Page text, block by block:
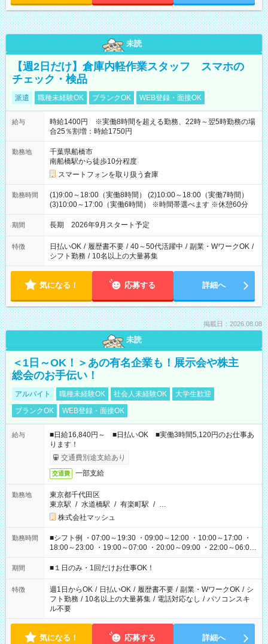
未読
【週2日だけ】倉庫内軽作業スタッフ スマホの
チェック・検品
派遣 職種未経験OK ブランクOK WEB登録・面接OK
給与
時給1400円 ※実働8時間を超える勤務、22時～翌5時勤務の場
合25％割増：時給1750円
勤務地
千葉県船橋市
南船橋駅から徒歩10分程度
スマートフォンを取り扱う倉庫
勤務時間
(1)9:00～18:00（実働8時間） (2)10:00～18:00（実働7時間）
(3)10:00～17:00（実働6時間） ※時間帯選べます ※休憩60分
期間 長期 2026年9月スタート予定
特徴 日払いOK / 履歴書不要 / 40～50代活躍中 / 副業・WワークOK /
シフト勤務 / 10名以上の大量募集
気になる！ 応募する 詳細へ
掲載日：2026.08.08
未読
＜1日～OK！＞あの有名企業も！展示会や株主
総会のお手伝い！
アルバイト 職種未経験OK 社会人未経験OK
大学生歓迎
ブランクOK
WEB登録・面接OK
給与
■日給16,840円～ ■日払いOK ■実働3時間5,120円のお仕事あ
ります！
交通費別途支給あり
交通費 一部支給
勤務地
東京都千代田区
東京駅 / 水道橋駅 / 有楽町駅 / …
株式会社マッシュ
勤務時間
■シフト例 ・07:00～19:30 ・09:00～12:00 ・10:00～17:00 ・
18:00～23:00 ・19:00～07:00 ・20:00～09:00 ・22:00～06:00
etc ★最短で3時間で5,120円のお仕事から 15時間で2万円近く稼
げるお仕事も！ ご希望のお時間に合わせてご紹介！ ※シフトは
ください！
期間 ■１日のみ・1回だけお仕事OK！
特徴 週1日からOK / 日払いOK / 履歴書不要 / 副業・WワークOK / シ
フト勤務 / 10名以上の大量募集 / 電話対応なし / パソコンスキ
ル不要
気になる！ 応募する 詳細へ